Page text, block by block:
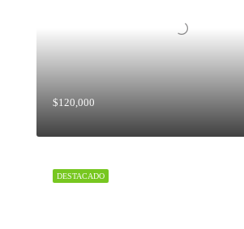
$120,000
DESTACADO